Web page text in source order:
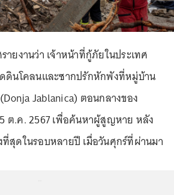
ายงานว่า เจ้าหน้าที่กู้ภัยในประเทศ
ดินโคลนและซากปรักหักพังที่หมู่บ้าน
Jablanica) ตอนกลางของ
ต.ค. 2567 เพื่อค้นหาผู้สูญหาย หลัง
ที่สุดในรอบหลายปี เมื่อวันศุกร์ที่ผ่านมา